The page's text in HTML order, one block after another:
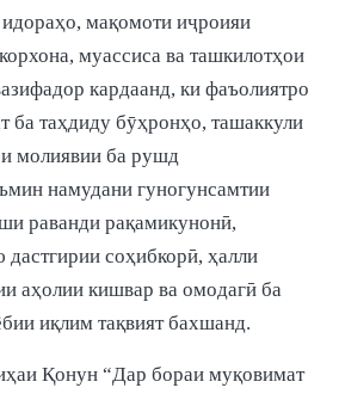
идораҳо, мақомоти иҷроияи
муассиса ва ташкилотҳои
кардаанд, ки фаъолиятро
ба таҳдиду бӯҳронҳо, ташаккули
молиявии ба рушд
намудани гуногунсамтии
раванди рақамикунонӣ,
соҳибкорӣ, ҳалли
аҳолии кишвар ва омодагӣ ба
иқлим тақвият бахшанд.
Қонун “Дар бораи муқовимат